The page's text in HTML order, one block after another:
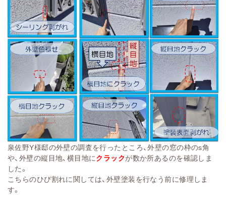
泉佐野Y様邸の外壁の調査を行ったところ、外壁の窓の枠のs角
や、外壁の縦目地、横目地にクラックが数か所あるのを確認しま
した。
こちらのひび割れに関しては、外壁塗装を行なう前に修理しま
す。